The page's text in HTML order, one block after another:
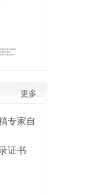
更多...
专家自
证书